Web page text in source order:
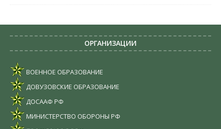
ОРГАНИЗАЦИИ
ВОЕННОЕ ОБРАЗОВАНИЕ
ДОВУЗОВСКИЕ ОБРАЗОВАНИЕ
ДОСААФ РФ
МИНИСТЕРСТВО ОБОРОНЫ РФ